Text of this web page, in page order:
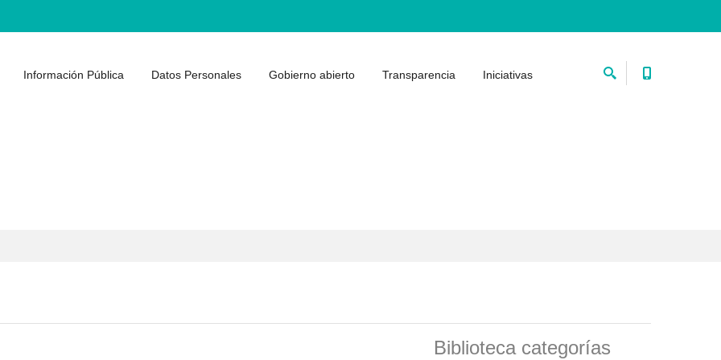
Información Pública Datos Personales Gobierno abierto Transparencia Iniciativas
Biblioteca categorías